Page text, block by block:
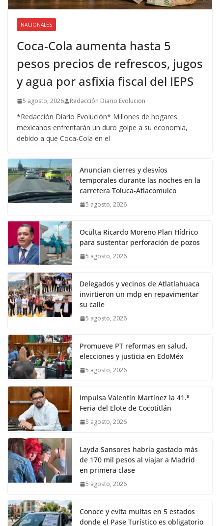
NACIONALES
Coca-Cola aumenta hasta 5
pesos precios de refrescos, jugos
y agua por asfixia fiscal del IEPS
5 agosto, 2026 Redacción Diario Evolucion
*Redacción Diario Evolución* Millones de hogares
mexicanos enfrentarán un duro golpe a su economía,
debido a que Coca-Cola en el
Anuncian cierres y desvíos
temporales durante las noches en la
carretera Toluca-Atlacomulco
5 agosto, 2026
Oculta Ricardo Moreno Plan Hídrico
para sustentar perforación de pozos
5 agosto, 2026
Delegados y vecinos de Atlatlahuaca
invirtieron un mdp en repavimentar
su calle
5 agosto, 2026
Promueve PT reformas en salud,
elecciones y justicia en EdoMéx
5 agosto, 2026
Impulsa Valentín Martínez la 41.ª
Feria del Elote de Cocotitlán
5 agosto, 2026
Layda Sansores habría gastado más
de 170 mil pesos al viajar a Madrid
en primera clase
5 agosto, 2026
Conoce y evita multas en 5 estados
donde el Pase Turístico es obligatorio